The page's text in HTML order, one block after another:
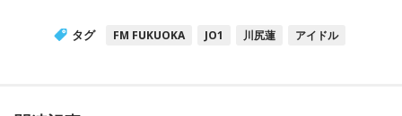
タグ FM FUKUOKA JO1 川尻蓮 アイドル